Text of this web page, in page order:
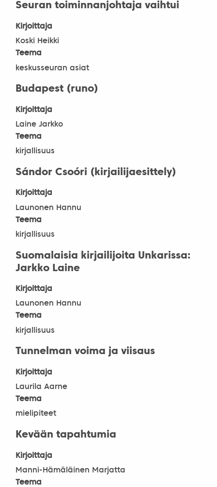
Seuran toiminnanjohtaja vaihtui
Kirjoittaja
Koski Heikki
Teema
keskusseuran asiat
Budapest (runo)
Kirjoittaja
Laine Jarkko
Teema
kirjallisuus
Sándor Csoóri (kirjailijaesittely)
Kirjoittaja
Launonen Hannu
Teema
kirjallisuus
Suomalaisia kirjailijoita Unkarissa:
Jarkko Laine
Kirjoittaja
Launonen Hannu
Teema
kirjallisuus
Tunnelman voima ja viisaus
Kirjoittaja
Laurila Aarne
Teema
mielipiteet
Kevään tapahtumia
Kirjoittaja
Manni-Hämäläinen Marjatta
Teema